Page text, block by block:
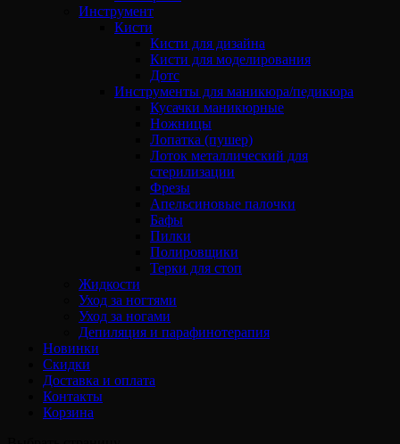
Инструмент
Кисти
Кисти для дизайна
Кисти для моделирования
Дотс
Инструменты для маникюра/педикюра
Кусачки маникюрные
Ножницы
Лопатка (пушер)
Лоток металлический для
стерилизации
Фрезы
Апельсиновые палочки
Бафы
Пилки
Полировщики
Терки для стоп
Жидкости
Уход за ногтями
Уход за ногами
Депиляция и парафинотерапия
Новинки
Скидки
Доставка и оплата
Контакты
Корзина